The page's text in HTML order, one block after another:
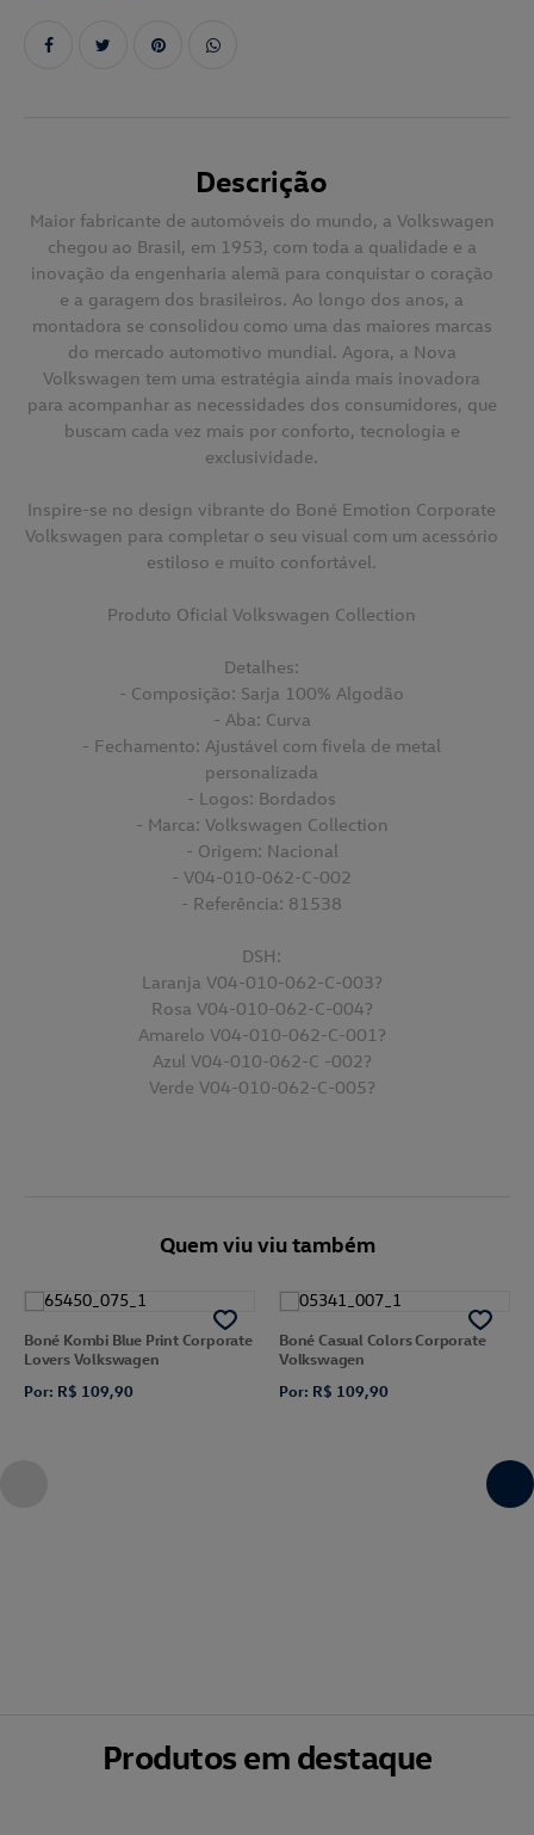
Descrição
Maior fabricante de automóveis do mundo, a Volkswagen
chegou ao Brasil, em 1953, com toda a qualidade e a
inovação da engenharia alemã para conquistar o coração
e a garagem dos brasileiros. Ao longo dos anos, a
montadora se consolidou como uma das maiores marcas
do mercado automotivo mundial. Agora, a Nova
Volkswagen tem uma estratégia ainda mais inovadora
para acompanhar as necessidades dos consumidores, que
buscam cada vez mais por conforto, tecnologia e
exclusividade.
Inspire-se no design vibrante do Boné Emotion Corporate
Volkswagen para completar o seu visual com um acessório
estiloso e muito confortável.
Produto Oficial Volkswagen Collection
Detalhes:
- Composição: Sarja 100% Algodão
- Aba: Curva
- Fechamento: Ajustável com fivela de metal
personalizada
- Logos: Bordados
- Marca: Volkswagen Collection
- Origem: Nacional
- V04-010-062-C-002
- Referência: 81538
DSH:
Laranja V04-010-062-C-003?
Rosa V04-010-062-C-004?
Amarelo V04-010-062-C-001?
Azul V04-010-062-C -002?
Verde V04-010-062-C-005?
Quem viu viu também
Boné Kombi Blue Print Corporate
Lovers Volkswagen
Por: R$ 109,90
Boné Casual Colors Corporate
Volkswagen
Por: R$ 109,90
Produtos em destaque